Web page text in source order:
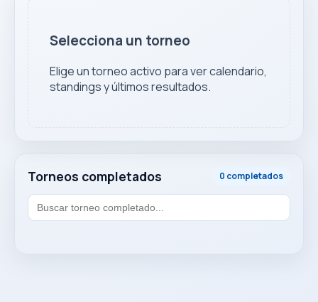
Torneos completados 0 completados
Selecciona un torneo
Elige un torneo activo para ver calendario,
standings y últimos resultados.